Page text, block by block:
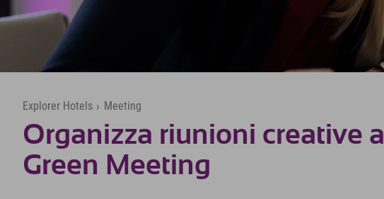
Explorer Hotels › Meeting
Organizza riunioni creative al
Green Meeting